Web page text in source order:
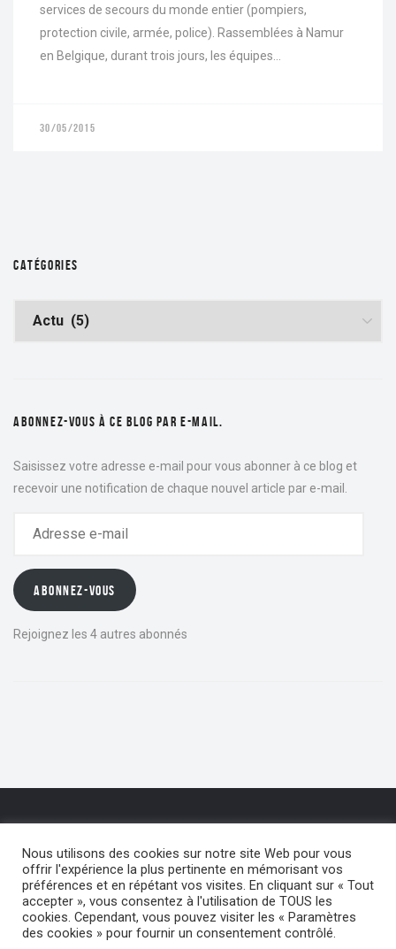
services de secours du monde entier (pompiers,
protection civile, armée, police). Rassemblées à Namur
en Belgique, durant trois jours, les équipes...
30/05/2015
CATÉGORIES
ABONNEZ-VOUS À CE BLOG PAR E-MAIL.
Saisissez votre adresse e-mail pour vous abonner à ce blog et
recevoir une notification de chaque nouvel article par e-mail.
MAIL
ABONNEZ-VOUS
Rejoignez les 4 autres abonnés
Tous droits réservés. Dany Piret photographe région Namur - Dphotos.be -
Graphisme - Jorixi.be - Artworks-pub.be
GALERIE DPHOTOS
Nous utilisons des cookies sur notre site Web pour vous
offrir l'expérience la plus pertinente en mémorisant vos
préférences et en répétant vos visites. En cliquant sur « Tout
accepter », vous consentez à l'utilisation de TOUS les
cookies. Cependant, vous pouvez visiter les « Paramètres
des cookies » pour fournir un consentement contrôlé.